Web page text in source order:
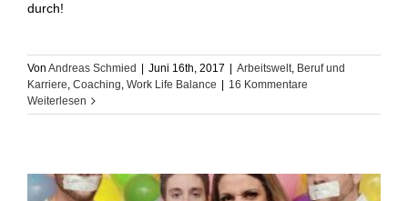
durch!
Von Andreas Schmied Juni 16th, 2017 Arbeitswelt, Beruf und
Karriere, Coaching, Work Life Balance
16 Kommentare
Weiterlesen